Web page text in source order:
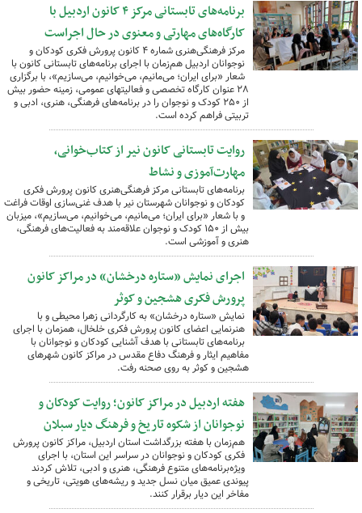
برنامه‌های تابستانی مرکز ۴ کانون اردبیل با
کارگاه‌های مهارتی و معنوی در حال اجراست
مرکز فرهنگی‌هنری شماره ۴ کانون پرورش فکری کودکان و
نوجوانان اردبیل هم‌زمان با اجرای برنامه‌های تابستانی کانون با
شعار «برای ایران؛ می‌مانیم، می‌خوانیم، می‌سازیم»، با برگزاری
۲۸ عنوان کارگاه تخصصی و فعالیتهای عمومی، زمینه حضور بیش
از ۲۵۰ کودک و نوجوان را در برنامه‌های فرهنگی، هنری، ادبی و
تربیتی فراهم کرده است.
روایت تابستانی کانون نیر از کتاب‌خوانی،
مهارت‌آموزی و نشاط
برنامه‌های تابستانی مرکز فرهنگی‌هنری کانون پرورش فکری
کودکان و نوجوانان شهرستان نیر با هدف غنی‌سازی اوقات فراغت
و با شعار «برای ایران؛ می‌مانیم، می‌خوانیم، می‌سازیم»، میزبان
بیش از ۱۵۰ کودک و نوجوان علاقه‌مند به فعالیت‌های فرهنگی،
هنری و آموزشی است.
اجرای نمایش «ستاره درخشان» در مراکز کانون
پرورش فکری هشجین و کوثر
نمایش «ستاره درخشان» به کارگردانی زهرا محیطی و با
هنرنمایی اعضای کانون پرورش فکری خلخال، همزمان با اجرای
برنامه‌های تابستانی با هدف آشنایی کودکان و نوجوانان با
مفاهیم ایثار و فرهنگ دفاع مقدس در مراکز کانون شهرهای
هشجین و کوثر به روی صحنه رفت.
هفته اردبیل در مراکز کانون؛ روایت کودکان و
نوجوانان از شکوه تاریخ و فرهنگ دیار سبلان
هم‌زمان با هفته بزرگداشت استان اردبیل، مراکز کانون پرورش
فکری کودکان و نوجوانان در سراسر این استان، با اجرای
ویژه‌برنامه‌های متنوع فرهنگی، هنری و ادبی، تلاش کردند
پیوندی عمیق میان نسل جدید و ریشه‌های هویتی، تاریخی و
مفاخر این دیار برقرار کنند.